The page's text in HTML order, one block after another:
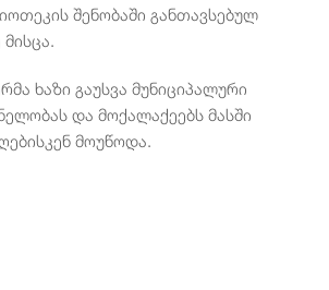
შენობაში განთავსებულ
ხაზი გაუსვა მუნიციპალური
და მოქალაქეებს მასში
მოუწოდა.